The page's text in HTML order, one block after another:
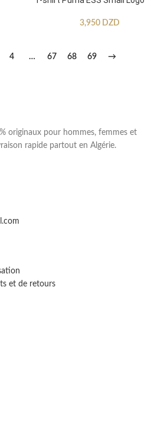
3,950 DZD
4 … 67 68 69 →
originaux pour hommes, femmes et
rapide partout en Algérie.
et de retours